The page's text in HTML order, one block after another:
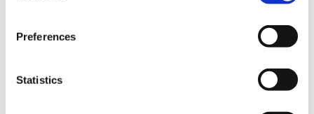
Preferences
Statistics
en.pdf?
expires=1611771169&id=id&accname=guest&check
sum=82CAA689890C8B4CDD6F862F9C004FFC